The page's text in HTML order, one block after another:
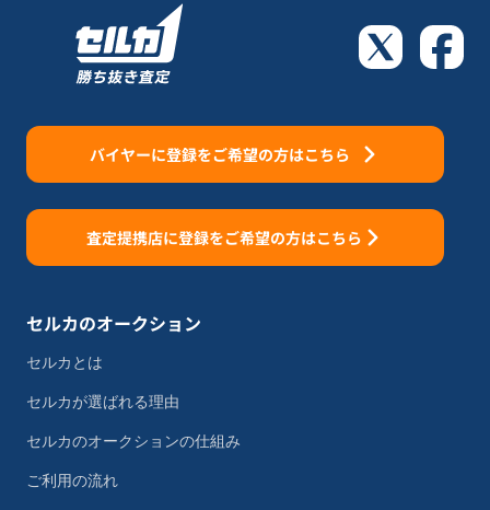
バイヤーに登録をご希望の方はこちら
査定提携店に登録をご希望の方はこちら
セルカのオークション
セルカとは
セルカが選ばれる理由
セルカのオークションの仕組み
ご利用の流れ